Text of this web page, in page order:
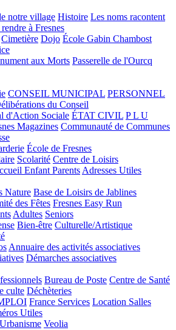
notre village Histoire Les noms racontent
rendre à Fresnes
Cimetière Dojo École Gabin Chambost
aux Morts Passerelle de l'Ourcq
CONSEIL MUNICIPAL PERSONNEL
du Conseil
d'Action Sociale ÉTAT CIVIL P L U
Magazines Communauté de Communes
École de Fresnes
Scolarité Centre de Loisirs
Enfant Parents Adresses Utiles
Nature Base de Loisirs de Jablines
des Fêtes Fresnes Easy Run
Adultes Seniors
Bien-être Culturelle/Artistique
Annuaire des activités associatives
Démarches associatives
Bureau de Poste Centre de Santé
culte Déchèteries
France Services Location Salles
Utiles
Urbanisme Veolia